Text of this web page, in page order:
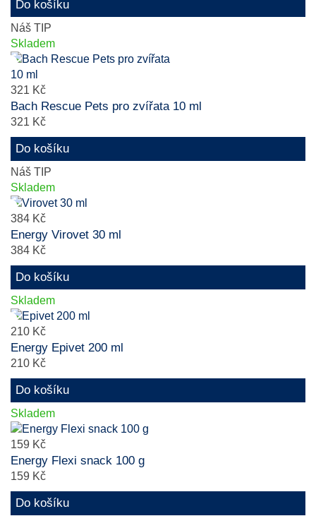
Do košíku
Náš TIP
Skladem
321 Kč
Bach Rescue Pets pro zvířata 10 ml
321 Kč
Do košíku
Náš TIP
Skladem
384 Kč
Energy Virovet 30 ml
384 Kč
Do košíku
Skladem
210 Kč
Energy Epivet 200 ml
210 Kč
Do košíku
Skladem
159 Kč
Energy Flexi snack 100 g
159 Kč
Do košíku